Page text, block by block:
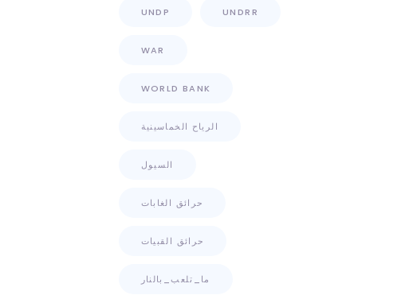
UNDP UNDRR
WAR
WORLD BANK
الرياح الخماسينية
السيول
حرائق الغابات
حرائق القبيات
ما_تلعب_بالنار